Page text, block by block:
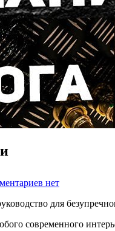
записи
Красивый
монтаж
нет
для
современного